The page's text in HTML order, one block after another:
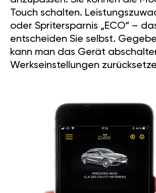
Touch schalten.
oder Spritersparnis „ECO“ –
entscheiden Sie selbst.
kann man das Gerät
Werkseinstellungen